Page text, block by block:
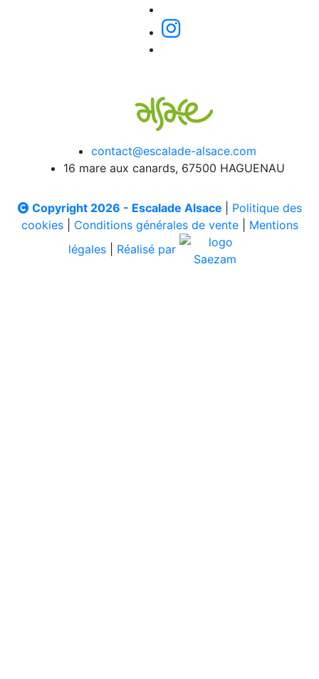
contact@escalade-alsace.com
16 mare aux canards, 67500 HAGUENAU
Copyright 2026 - Escalade Alsace
Politique des
cookies| Conditions générales de vente| Mentions
légales
Réalisé par